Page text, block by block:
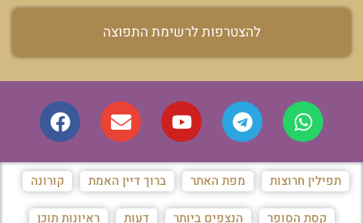
להצטרפות לרשימת התפוצה
תפילין חרוצות מפת האתר ברוך דיין האמת קורונה
קסת הסופר הנצפים ביותר דעות ראיונות תוכן